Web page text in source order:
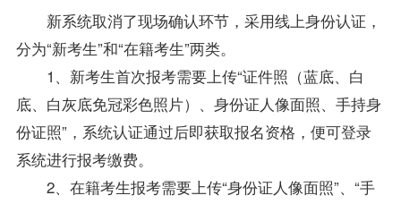
新系统取消了现场确认环节，采用线上身份认证，
分为“新考生”和“在籍考生”两类。
1、新考生首次报考需要上传“证件照（蓝底、白
底、白灰底免冠彩色照片）、身份证人像面照、手持身
份证照”，系统认证通过后即获取报名资格，便可登录
系统进行报考缴费。
2、在籍考生报考需要上传“身份证人像面照”、“手